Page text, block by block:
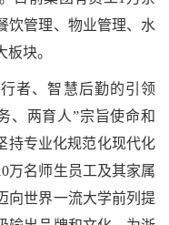
饮管理、物业管理、水
块。
者、智慧后勤的引领
、两育人”宗旨使命和
持专业化规范化现代化
万名师生员工及其家属
向世界一流大学前列提